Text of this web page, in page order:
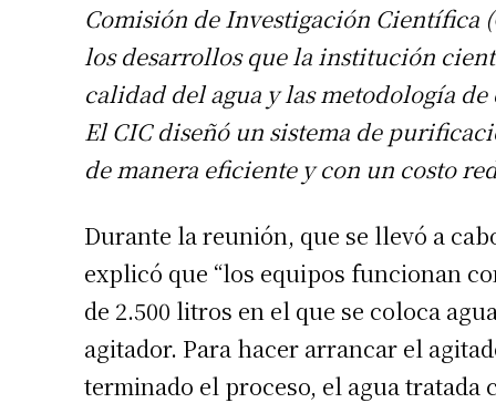
Comisión de Investigación Científica
los desarrollos que la institución
calidad del agua y las metodología
El CIC diseñó un sistema de
de manera eficiente y con un costo
Durante la reunión, que se llevó a
explicó que “los equipos funcionan
de 2.500 litros en el que se coloca
agitador. Para hacer arrancar el
terminado el proceso, el agua